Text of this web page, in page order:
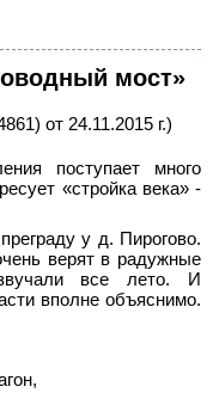
мост»
от 24.11.2015 г.)
поступает много
«стройка века» -
у д. Пирогово.
верят в радужные
все лето. И
вполне объяснимо.